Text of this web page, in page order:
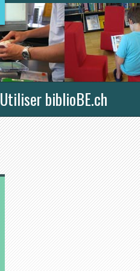
Utiliser biblioBE.ch